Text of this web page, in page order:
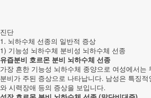
진단
1. 뇌하수체 선종의 일반적 증상
1) 기능성 뇌하수체 분비성 뇌하수체 선종
유즙분비 호르몬 분비 뇌하수체 선종
가장 흔한 기능성 뇌하수체 종양으로 여성에서는
분비가 주된 증상으로 나타납니다. 남성은 특징
와 시력장애 등의 증상을 보입니다.